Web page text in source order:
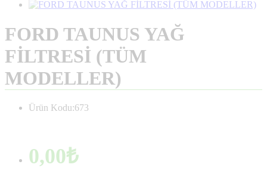
FORD TAUNUS YAĞ
FİLTRESİ (TÜM
MODELLER)
Ürün Kodu:673
0,00₺